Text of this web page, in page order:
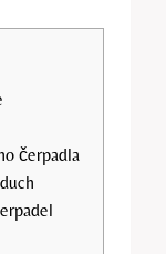
čerpadla